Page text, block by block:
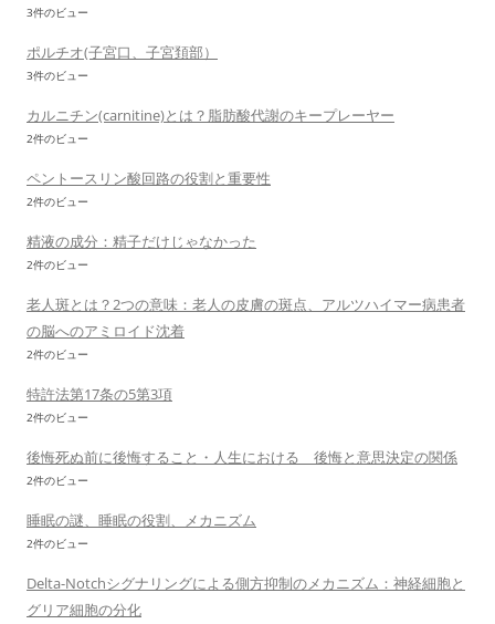
3件のビュー
ポルチオ(子宮口、子宮頚部）
3件のビュー
カルニチン(carnitine)とは？脂肪酸代謝のキープレーヤー
2件のビュー
ペントースリン酸回路の役割と重要性
2件のビュー
精液の成分：精子だけじゃなかった
2件のビュー
老人斑とは？2つの意味：老人の皮膚の斑点、アルツハイマー病患者
の脳へのアミロイド沈着
2件のビュー
特許法第17条の5第3項
2件のビュー
後悔死ぬ前に後悔すること・人生における 後悔と意思決定の関係
2件のビュー
睡眠の謎、睡眠の役割、メカニズム
2件のビュー
Delta-Notchシグナリングによる側方抑制のメカニズム：神経細胞と
グリア細胞の分化